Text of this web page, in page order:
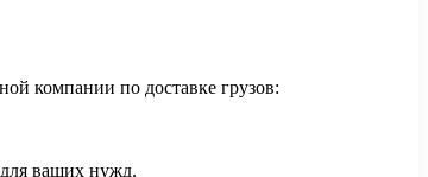
компании по доставке грузов:
для ваших нужд.